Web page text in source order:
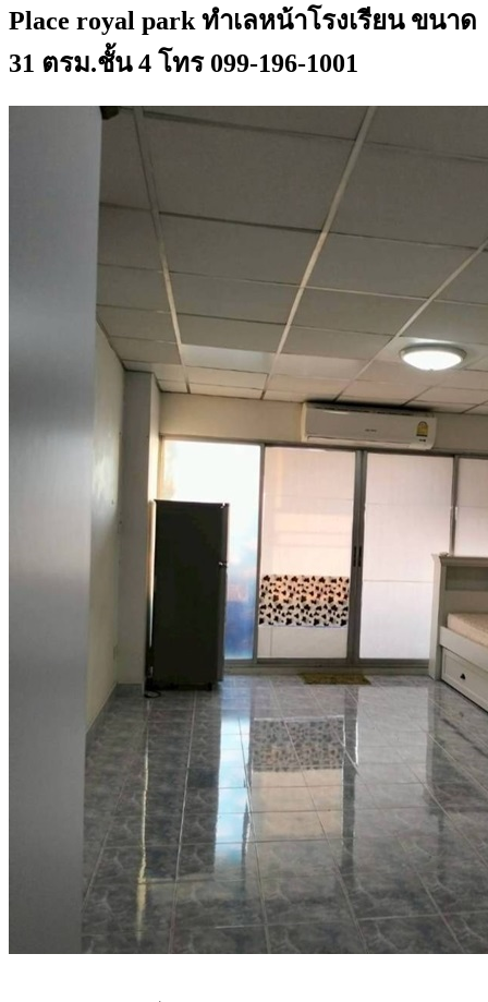
Place royal park ทำเลหน้าโรงเรียน ขนาด
31 ตรม.ชั้น 4 โทร 099-196-1001